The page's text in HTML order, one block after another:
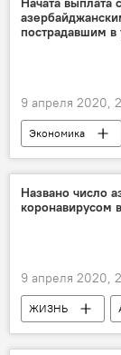
пострадавшим в
9 апреля 2020,
Экономика
предприниматели
Названо число
коронавирусом
9 апреля 2020,
ЖИЗНЬ
Новости мира